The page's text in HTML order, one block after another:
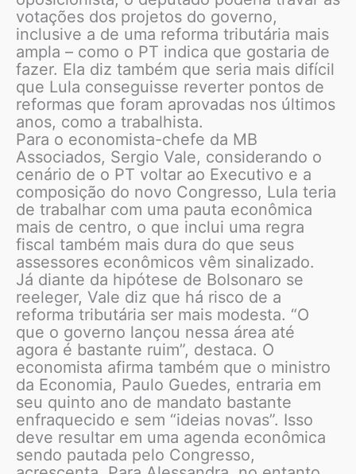
votações dos projetos do governo,
inclusive a de uma reforma tributária mais
ampla – como o PT indica que gostaria de
fazer. Ela diz também que seria mais difícil
que Lula conseguisse reverter pontos de
reformas que foram aprovadas nos últimos
anos, como a trabalhista.
Para o economista-chefe da MB
Associados, Sergio Vale, considerando o
cenário de o PT voltar ao Executivo e a
composição do novo Congresso, Lula teria
de trabalhar com uma pauta econômica
mais de centro, o que inclui uma regra
fiscal também mais dura do que seus
assessores econômicos vêm sinalizado.
Já diante da hipótese de Bolsonaro se
reeleger, Vale diz que há risco de a
reforma tributária ser mais modesta. “O
que o governo lançou nessa área até
agora é bastante ruim”, destaca. O
economista afirma também que o ministro
da Economia, Paulo Guedes, entraria em
seu quinto ano de mandato bastante
enfraquecido e sem “ideias novas”. Isso
deve resultar em uma agenda econômica
sendo pautada pelo Congresso,